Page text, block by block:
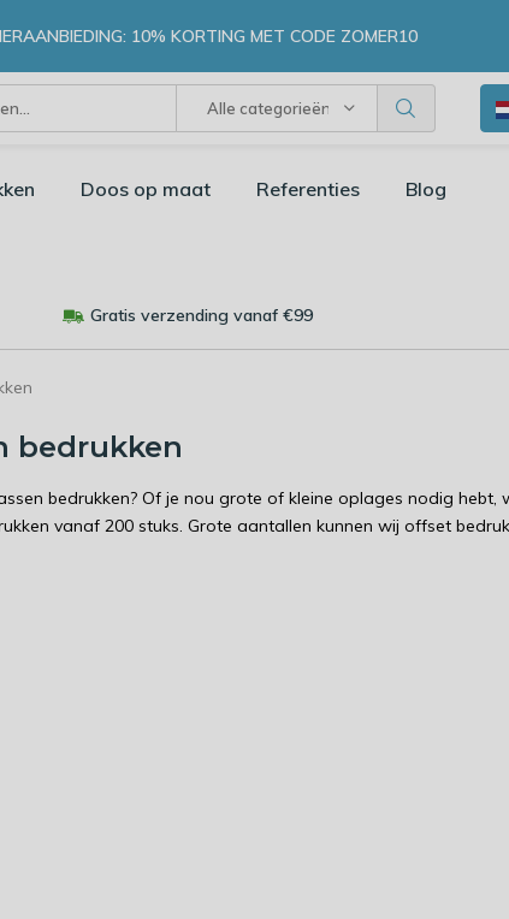
Alle categorieën
10% KORTING MET CODE ZOMER10
Doos op maat Referenties Blog
Gratis verzending vanaf €99
bedrukken
bedrukken? Of je nou grote of kleine oplages nodig hebt,
vanaf 200 stuks. Grote aantallen kunnen wij offset